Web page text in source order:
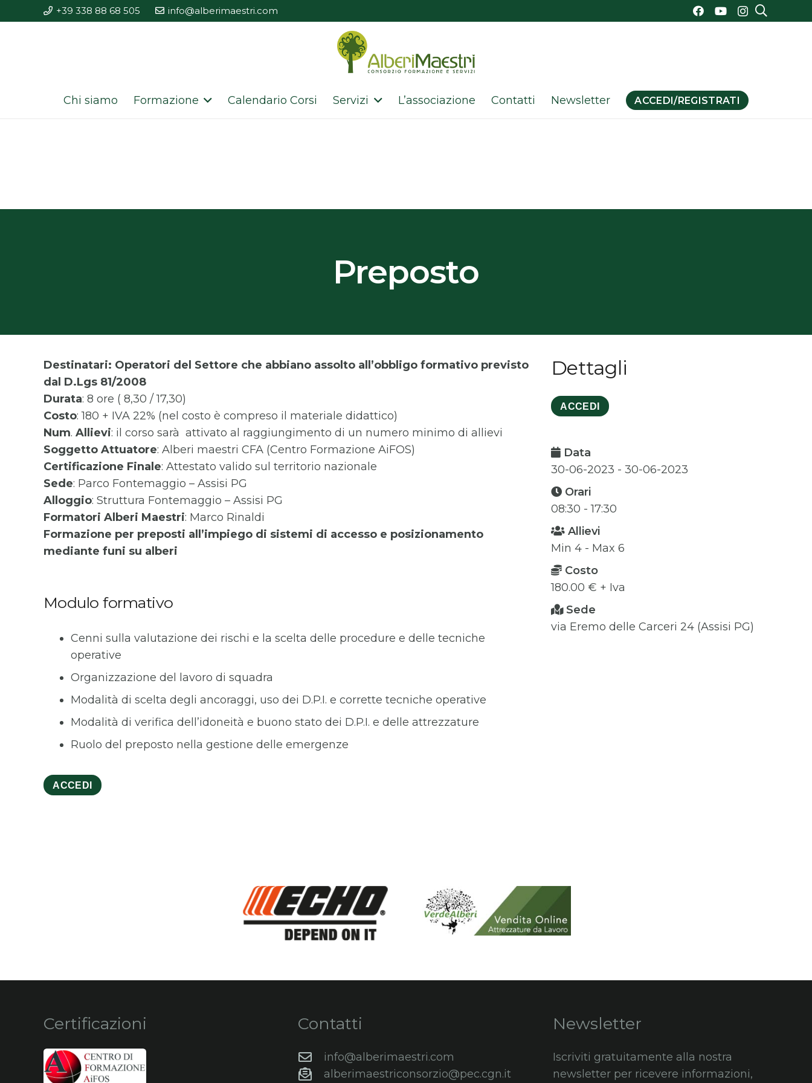
+39 338 88 68 505 info@alberimaestri.com
Chi siamo Formazione Calendario Corsi Servizi L’associazione Contatti Newsletter ACCEDI/REGISTRATI
Preposto
Destinatari: Operatori del Settore che abbiano assolto all’obbligo formativo previsto
dal D.Lgs 81/2008
Durata: 8 ore ( 8,30 / 17,30)
Costo: 180 + IVA 22% (nel costo è compreso il materiale didattico)
Num. Allievi: il corso sarà attivato al raggiungimento di un numero minimo di allievi
Soggetto Attuatore: Alberi maestri CFA (Centro Formazione AiFOS)
Certificazione Finale: Attestato valido sul territorio nazionale
Sede: Parco Fontemaggio – Assisi PG
Alloggio: Struttura Fontemaggio – Assisi PG
Formatori Alberi Maestri: Marco Rinaldi
Formazione per preposti all’impiego di sistemi di accesso e posizionamento
mediante funi su alberi
Modulo formativo
Cenni sulla valutazione dei rischi e la scelta delle procedure e delle tecniche
operative
Organizzazione del lavoro di squadra
Modalità di scelta degli ancoraggi, uso dei D.P.I. e corrette tecniche operative
Modalità di verifica dell’idoneità e buono stato dei D.P.I. e delle attrezzature
Ruolo del preposto nella gestione delle emergenze
ACCEDI
Dettagli
ACCEDI
Data
30-06-2023 - 30-06-2023
Orari
08:30 - 17:30
Allievi
Min 4 - Max 6
Costo
180.00 € + Iva
Sede
via Eremo delle Carceri 24 (Assisi PG)
Certificazioni Contatti
info@alberimaestri.com
alberimaestriconsorzio@pec.cgn.it
Newsletter
Iscriviti gratuitamente alla nostra
newsletter per ricevere informazioni,